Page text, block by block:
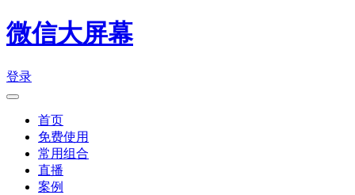
微信大屏幕
登录
首页
免费使用
常用组合
直播
案例